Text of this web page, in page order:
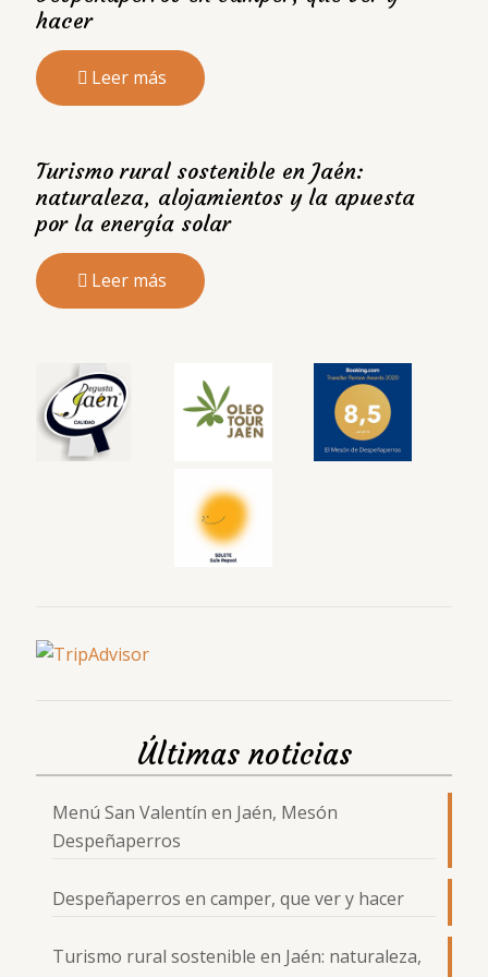
hacer
Leer más
Turismo rural sostenible en Jaén:
naturaleza, alojamientos y la apuesta
por la energía solar
Leer más
Últimas noticias
Menú San Valentín en Jaén, Mesón
Despeñaperros
Despeñaperros en camper, que ver y hacer
Turismo rural sostenible en Jaén: naturaleza,